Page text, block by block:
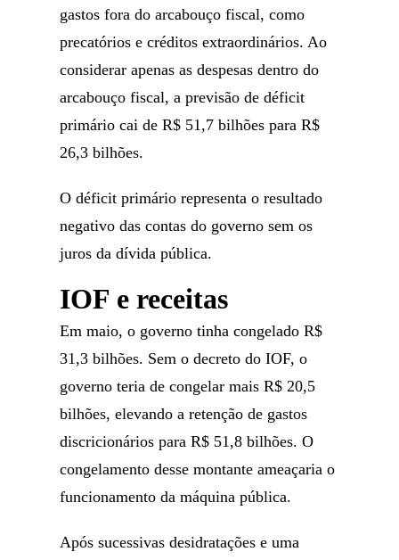
gastos fora do arcabouço fiscal, como
precatórios e créditos extraordinários. Ao
considerar apenas as despesas dentro do
arcabouço fiscal, a previsão de déficit
primário cai de R$ 51,7 bilhões para R$
26,3 bilhões.
O déficit primário representa o resultado
negativo das contas do governo sem os
juros da dívida pública.
IOF e receitas
Em maio, o governo tinha congelado R$
31,3 bilhões. Sem o decreto do IOF, o
governo teria de congelar mais R$ 20,5
bilhões, elevando a retenção de gastos
discricionários para R$ 51,8 bilhões. O
congelamento desse montante ameaçaria o
funcionamento da máquina pública.
Após sucessivas desidratações e uma